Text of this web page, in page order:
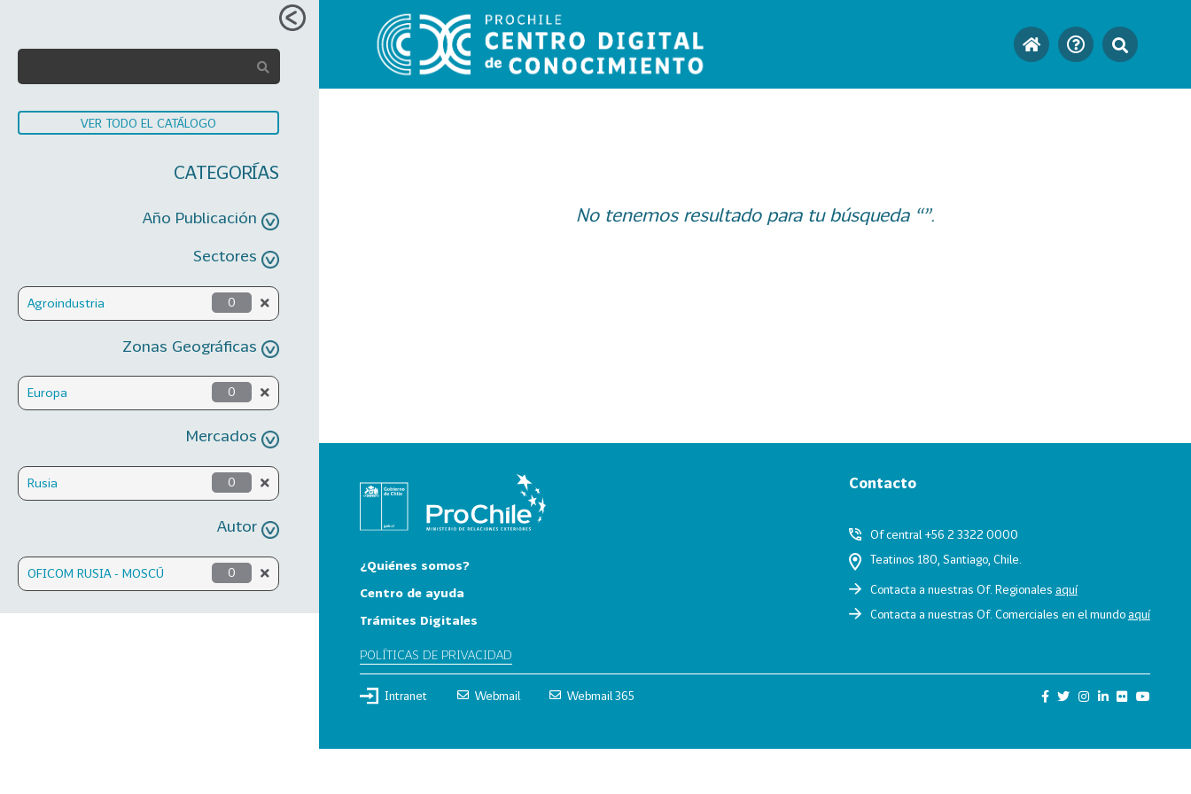
VER TODO EL CATÁLOGO
CATEGORÍAS
Año Publicación
Sectores
Agroindustria 0
Zonas Geográficas
Europa 0
Mercados
Rusia 0
Autor
OFICOM RUSIA - MOSCÚ 0
No tenemos resultado para tu búsqueda “”.
¿Quiénes somos?
Centro de ayuda
Trámites Digitales
POLÍTICAS DE PRIVACIDAD
Contacto
Of central +56 2 3322 0000
Teatinos 180, Santiago, Chile.
Contacta a nuestras Of. Regionales aquí
Contacta a nuestras Of. Comerciales en el mundoaquí
Intranet Webmail Webmail 365